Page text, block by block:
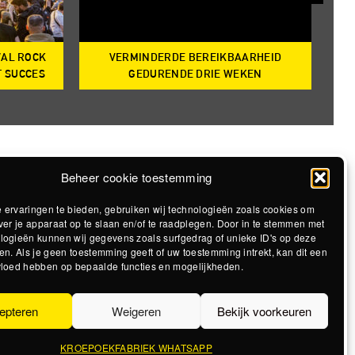
Beheer cookie toestemming
ervaringen te bieden, gebruiken wij technologieën zoals cookies om
je apparaat op te slaan en/of te raadplegen. Door in te stemmen met
kunnen wij gegevens zoals surfgedrag of unieke ID's op deze
Als je geen toestemming geeft of uw toestemming intrekt, kan dit een
hebben op bepaalde functies en mogelijkheden.
Weigeren Bekijk voorkeuren
KROEPOEKFABRIEK WHATSAPP
ROCK
SUCCES
VERMINDERDE BEREIKBAARHEID
GEDURENDE DRIE WEKEN